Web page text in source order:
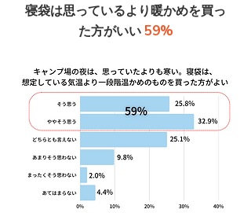
寝袋は思っているより暖かめを買っ
た方がいい59%